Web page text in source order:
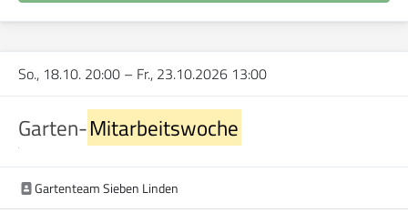
So., 18.10. 20:00 – Fr., 23.10.2026 13:00
Garten-Mitarbeitswoche
Gartenteam Sieben Linden